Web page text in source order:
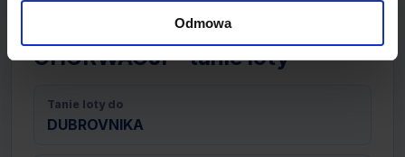
Odmowa
CHORWACJI - tanie loty
Tanie loty do
DUBROVNIKA